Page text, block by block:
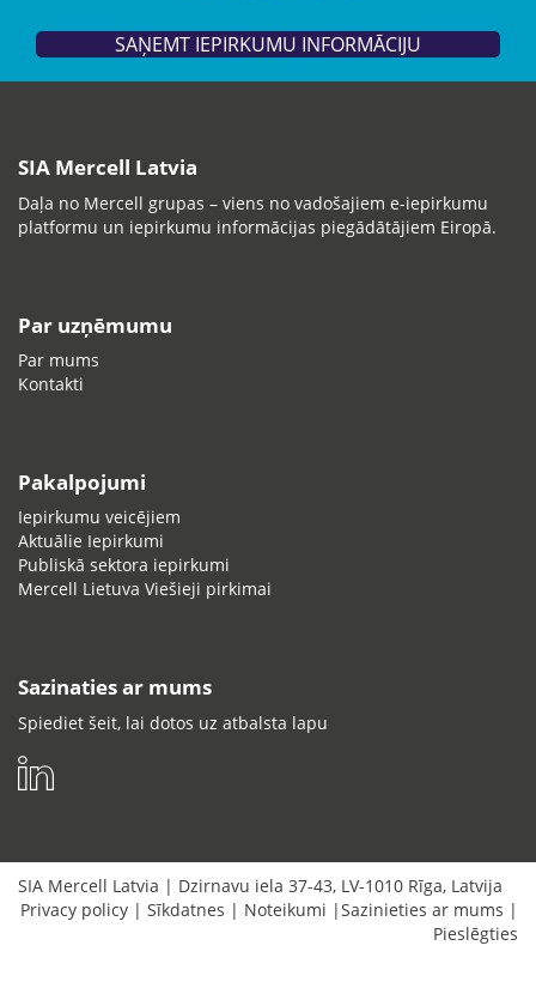
SAŅEMT IEPIRKUMU INFORMĀCIJU
SIA Mercell Latvia
Daļa no Mercell grupas – viens no vadošajiem e-iepirkumu
platformu un iepirkumu informācijas piegādātājiem Eiropā.
Par uzņēmumu
Par mums
Kontakti
Pakalpojumi
Iepirkumu veicējiem
Aktuālie Iepirkumi
Publiskā sektora iepirkumi
Mercell Lietuva Viešieji pirkimai
Sazinaties ar mums
Spiediet šeit, lai dotos uz atbalsta lapu
SIA Mercell Latvia | Dzirnavu iela 37-43, LV-1010 Rīga, Latvija
Privacy policy | Sīkdatnes | Noteikumi |Sazinieties ar mums |
Pieslēgties